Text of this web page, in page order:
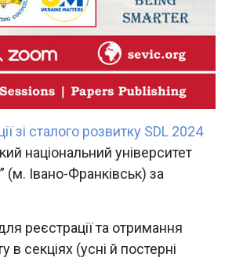
зі сталого розвитку SDL 2024
національний університет
(м. Івано-Франківськ) за
реєстрації та отримання
в секціях (усні й постерні